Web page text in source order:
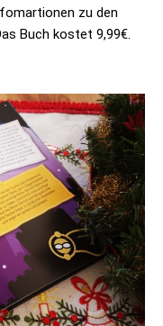
zu den
Buch kostet 9,99€.